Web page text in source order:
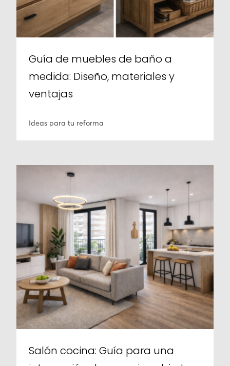
Guía de muebles de baño a
medida: Diseño, materiales y
ventajas
Ideas para tu reforma
Salón cocina: Guía para una